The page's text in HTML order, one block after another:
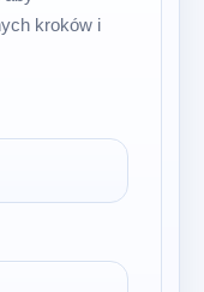
kroków i